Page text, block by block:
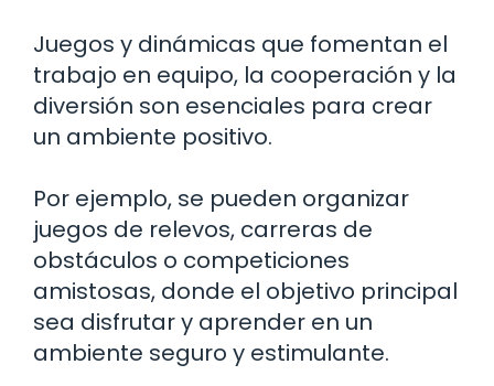
Juegos y dinámicas que fomentan el
trabajo en equipo, la cooperación y la
diversión son esenciales para crear
un ambiente positivo.
Por ejemplo, se pueden organizar
juegos de relevos, carreras de
obstáculos o competiciones
amistosas, donde el objetivo principal
sea disfrutar y aprender en un
ambiente seguro y estimulante.